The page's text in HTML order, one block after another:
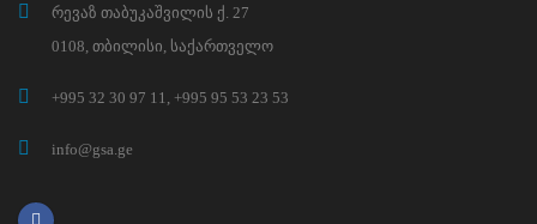
რევაზ თაბუკაშვილის ქ. 27
0108, თბილისი, საქართველო
+995 32 30 97 11, +995 95 53 23 53
info@gsa.ge